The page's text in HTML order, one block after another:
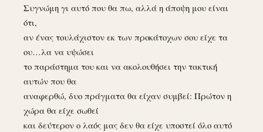
Συγνώμη γι αυτό που θα πω, αλλά η άποψη μου είναι
ότι,
αν ένας τουλάχιστον εκ των προκάτοχων σου είχε τα
ου…λα να υψώσει
το παράστημα του και να ακολουθήσει την τακτική
αυτών που θα
αναφερθώ, δυο πράγματα θα είχαν συμβεί: Πρώτον η
χώρα θα είχε σωθεί
και δεύτερον ο λαός μας δεν θα είχε υποστεί όλο αυτό